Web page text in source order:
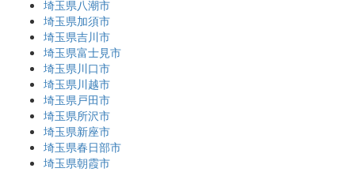
埼玉県八潮市
埼玉県加須市
埼玉県吉川市
埼玉県富士見市
埼玉県川口市
埼玉県川越市
埼玉県戸田市
埼玉県所沢市
埼玉県新座市
埼玉県春日部市
埼玉県朝霞市